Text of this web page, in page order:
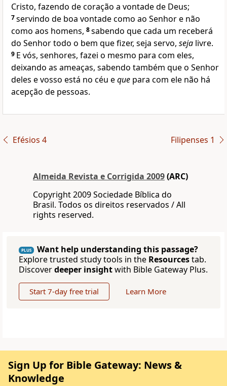
Cristo, fazendo de coração a vontade de Deus;
7servindo de boa vontade como ao Senhor e não
como aos homens, 8sabendo que cada um receberá
do Senhor todo o bem que fizer, seja servo, seja livre.
9 E vós, senhores, fazei o mesmo para com eles,
deixando as ameaças, sabendo também que o Senhor
deles e vosso está no céu eque para com ele não há
acepção de pessoas.
Efésios 4 Filipenses 1
Almeida Revista e Corrigida 2009(ARC)
Copyright 2009 Sociedade Bíblica do
Brasil. Todos os direitos reservados / All
rights reserved.
PLUS
Want help understanding this passage?
Explore trusted study tools in the Resourcestab.
Discoverdeeper insightwith Bible Gateway Plus.
Start 7-day free trial Learn More
Sign Up for Bible Gateway: News &
Knowledge